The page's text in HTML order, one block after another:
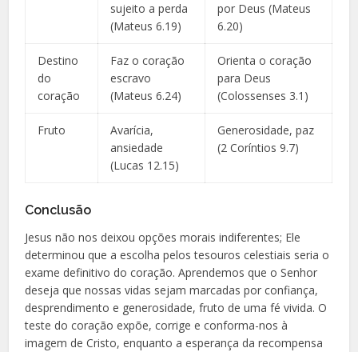
sujeito a perda
(Mateus 6.19)
por Deus (Mateus
6.20)
Destino
do
coração
Faz o coração
escravo
(Mateus 6.24)
Orienta o coração
para Deus
(Colossenses 3.1)
Fruto
Avarícia,
ansiedade
(Lucas 12.15)
Generosidade, paz
(2 Coríntios 9.7)
Conclusão
Jesus não nos deixou opções morais indiferentes; Ele
determinou que a escolha pelos tesouros celestiais seria o
exame definitivo do coração. Aprendemos que o Senhor
deseja que nossas vidas sejam marcadas por confiança,
desprendimento e generosidade, fruto de uma fé vivida. O
teste do coração expõe, corrige e conforma-nos à
imagem de Cristo, enquanto a esperança da recompensa